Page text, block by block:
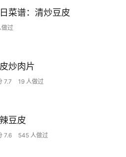
菜谱：清炒豆皮
做过
炒肉片
7.7 19 人做过
豆皮
7.6 545 人做过